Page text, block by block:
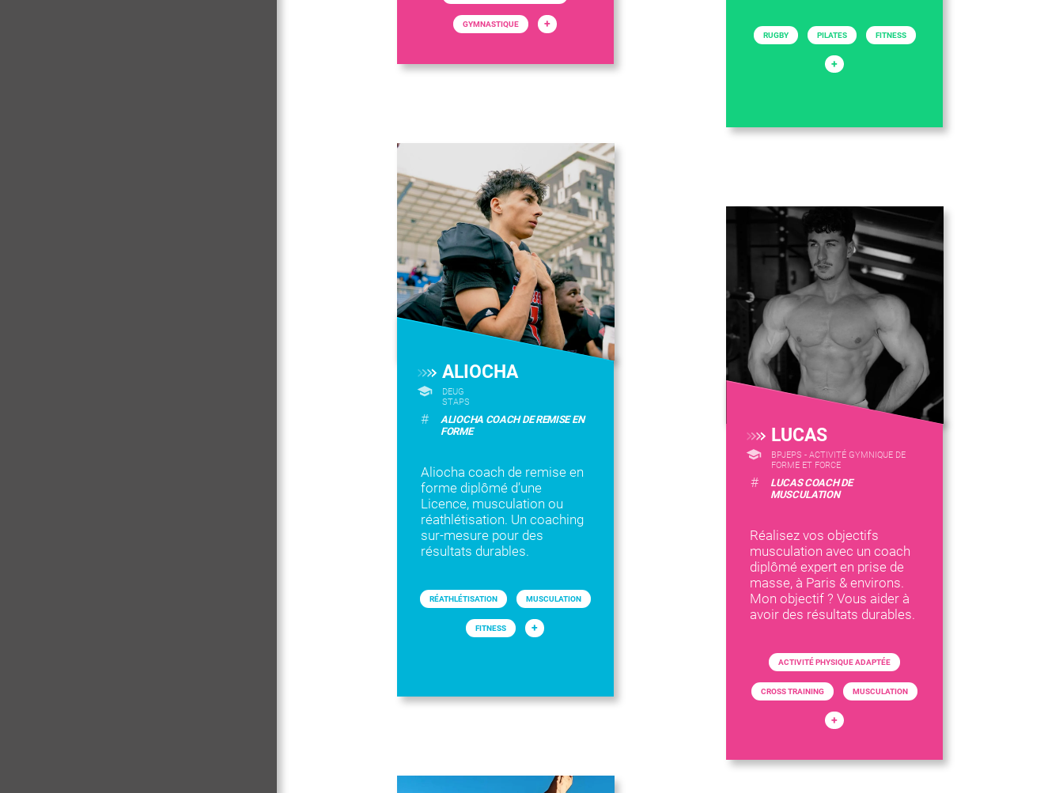
GYMNASTIQUE +
RUGBY PILATES FITNESS
+
ALIOCHA
DEUG
STAPS
#
ALIOCHA COACH DE REMISE EN
FORME
Aliocha coach de remise en
forme diplômé d’une
Licence, musculation ou
réathlétisation. Un coaching
sur-mesure pour des
résultats durables.
RÉATHLÉTISATION MUSCULATION
FITNESS +
LUCAS
BPJEPS - ACTIVITÉ GYMNIQUE DE
FORME ET FORCE
#
LUCAS COACH DE
MUSCULATION
Réalisez vos objectifs
musculation avec un coach
diplômé expert en prise de
masse, à Paris & environs.
Mon objectif ? Vous aider à
avoir des résultats durables.
ACTIVITÉ PHYSIQUE ADAPTÉE
CROSS TRAINING MUSCULATION
+